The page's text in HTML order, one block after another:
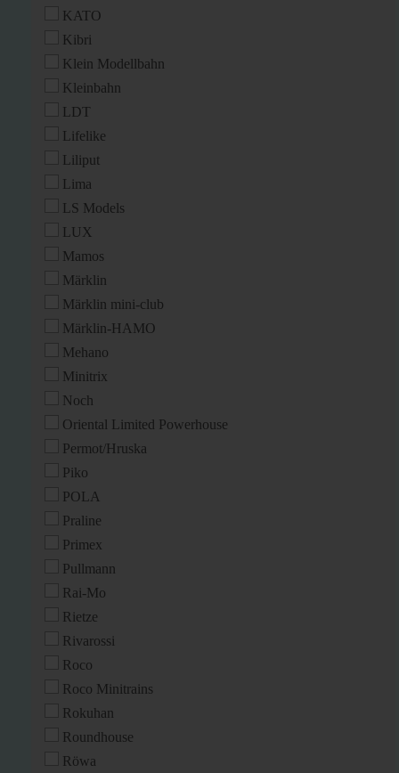
KATO
Kibri
Klein Modellbahn
Kleinbahn
LDT
Lifelike
Liliput
Lima
LS Models
LUX
Mamos
Märklin
Märklin mini-club
Märklin-HAMO
Mehano
Minitrix
Noch
Oriental Limited Powerhouse
Permot/Hruska
Piko
POLA
Praline
Primex
Pullmann
Rai-Mo
Rietze
Rivarossi
Roco
Roco Minitrains
Rokuhan
Roundhouse
Röwa